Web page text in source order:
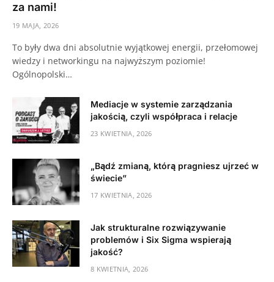
za nami!
19 MAJA, 2026
To były dwa dni absolutnie wyjątkowej energii, przełomowej
wiedzy i networkingu na najwyższym poziomie!
Ogólnopolski…
Mediacje w systemie zarządzania
jakością, czyli współpraca i relacje
23 KWIETNIA, 2026
„Bądź zmianą, którą pragniesz ujrzeć w
świecie”
17 KWIETNIA, 2026
Jak strukturalne rozwiązywanie
problemów i Six Sigma wspierają
jakość?
8 KWIETNIA, 2026